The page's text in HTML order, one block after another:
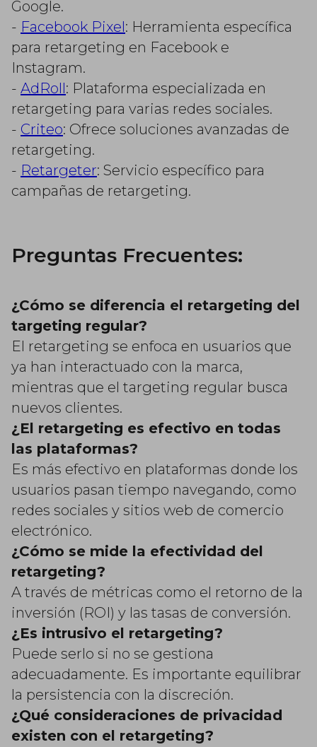
Google.
- Facebook Pixel: Herramienta específica
para retargeting en Facebook e
Instagram.
- AdRoll: Plataforma especializada en
retargeting para varias redes sociales.
- Criteo: Ofrece soluciones avanzadas de
retargeting.
- Retargeter: Servicio específico para
campañas de retargeting.
Preguntas Frecuentes:
¿Cómo se diferencia el retargeting del
targeting regular?
El retargeting se enfoca en usuarios que
ya han interactuado con la marca,
mientras que el targeting regular busca
nuevos clientes.
¿El retargeting es efectivo en todas
las plataformas?
Es más efectivo en plataformas donde los
usuarios pasan tiempo navegando, como
redes sociales y sitios web de comercio
electrónico.
¿Cómo se mide la efectividad del
retargeting?
A través de métricas como el retorno de la
inversión (ROI) y las tasas de conversión.
¿Es intrusivo el retargeting?
Puede serlo si no se gestiona
adecuadamente. Es importante equilibrar
la persistencia con la discreción.
¿Qué consideraciones de privacidad
existen con el retargeting?